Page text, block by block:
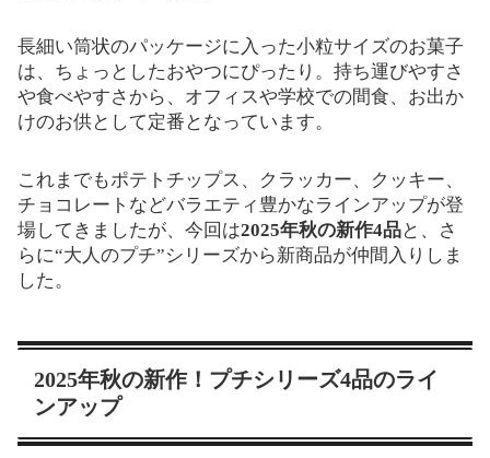
長細い筒状のパッケージに入った小粒サイズのお菓子
は、ちょっとしたおやつにぴったり。持ち運びやすさ
や食べやすさから、オフィスや学校での間食、お出か
けのお供として定番となっています。
これまでもポテトチップス、クラッカー、クッキー、
チョコレートなどバラエティ豊かなラインアップが登
場してきましたが、今回は2025年秋の新作4品と、さ
らに“大人のプチ”シリーズから新商品が仲間入りしま
した。
2025年秋の新作！プチシリーズ4品のライ
ンアップ